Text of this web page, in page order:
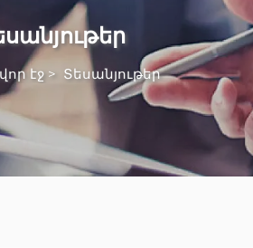
էջ> Տեսանյութեր